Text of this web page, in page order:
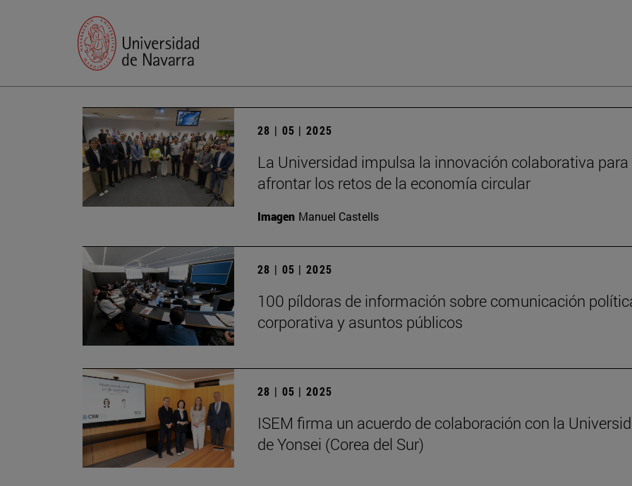
28 | 05 | 2025
La Universidad impulsa la innovación colaborativa para
afrontar los retos de la economía circular
Imagen Manuel Castells
28 | 05 | 2025
100 píldoras de información sobre comunicación
corporativa y asuntos públicos
28 | 05 | 2025
ISEM firma un acuerdo de colaboración con la
de Yonsei (Corea del Sur)